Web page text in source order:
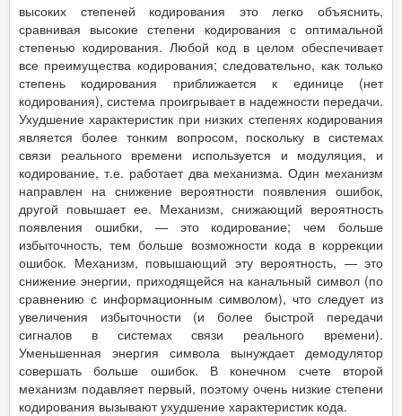
высоких степеней кодирования это легко объяснить,
сравнивая высокие степени кодирования с оптимальной
степенью кодирования. Любой код в целом обеспечивает
все преимущества кодирования; следовательно, как только
степень кодирования приближается к единице (нет
кодирования), система проигрывает в надежности передачи.
Ухудшение характеристик при низких степенях кодирования
является более тонким вопросом, поскольку в системах
связи реального времени используется и модуляция, и
кодирование, т.е. работает два механизма. Один механизм
направлен на снижение вероятности появления ошибок,
другой повышает ее. Механизм, снижающий вероятность
появления ошибки, — это кодирование; чем больше
избыточность, тем больше возможности кода в коррекции
ошибок. Механизм, повышающий эту вероятность, — это
снижение энергии, приходящейся на канальный символ (по
сравнению с информационным символом), что следует из
увеличения избыточности (и более быстрой передачи
сигналов в системах связи реального времени).
Уменьшенная энергия символа вынуждает демодулятор
совершать больше ошибок. В конечном счете второй
механизм подавляет первый, поэтому очень низкие степени
кодирования вызывают ухудшение характеристик кода.